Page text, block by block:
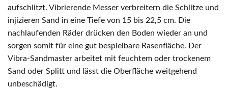
aufschlitzt. Vibrierende Messer verbreitern die Schlitze und
injizieren Sand in eine Tiefe von 15 bis 22,5 cm. Die
nachlaufenden Räder drücken den Boden wieder an und
sorgen somit für eine gut bespielbare Rasenfläche. Der
Vibra-Sandmaster arbeitet mit feuchtem oder trockenem
Sand oder Splitt und lässt die Oberfläche weitgehend
unbeschädigt.